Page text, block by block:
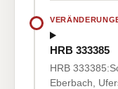
HRB 333385
HRB
Eberbach,